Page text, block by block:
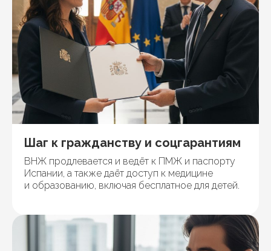
Шаг к гражданству и соцгарантиям
ВНЖ продлевается и ведёт к ПМЖ и паспорту
Испании, а также даёт доступ к медицине
и образованию, включая бесплатное для детей.